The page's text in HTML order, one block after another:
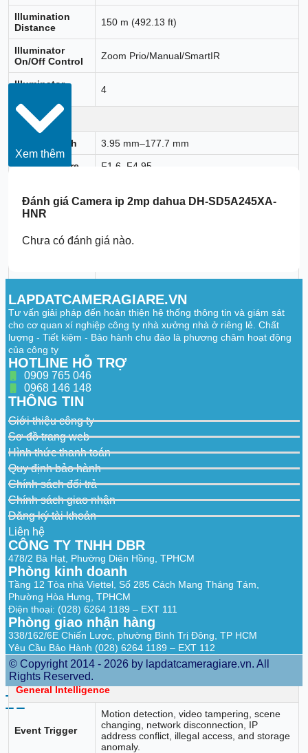
Illumination
Distance
150 m (492.13 ft)
Illuminator
On/Off Control
Zoom Prio/Manual/SmartIR
Illuminator
4
Lens
Focal Length 3.95 mm–177.7 mm
Max. Aperture F1.6–F4.95
Optical Zoom
Focus Control Auto/Semi-Auto/Manual
DORI Distance
Detect: 2451.7 m (8043.64 ft)
Observe: 972.9 m (3191.93 ft)
Recognize: 490.3 m (1608.60 ft)
Identify: 245.2 m (804.46 ft)
PTZ
Pan/Tilt Range
Manual Control
Speed
Pan: 0.1°/s–240°/s; Tilt: 0.1°/s–120°/s
Preset Speed Pan: 240°/s; Tilt: 200°/s
Preset
Tour 8 (up to 32 presets per tour)
Pattern 5
Scan 5
Speed
Adjustment
Support
Power-off
Memory
Support
Idle Motion Preset/Tour/Pattern/Scanning
Protocol
DH-SD
Pelco-P/D (auto recognition)
General Intelligence
Event Trigger
Motion detection, video tampering, scene
changing, network disconnection, IP
address conflict, illegal access, and storage
anomaly.
Xem thêm
Đánh giáCamera ip 2mp dahua DH-SD5A245XA-
HNR
Chưa có đánh giá nào.
LAPDATCAMERAGIARE.VN
Tư vấn giải pháp đến hoàn thiện hệ thống thông tin và giám sát
cho cơ quan xí nghiệp công ty nhà xưởng nhà ở riêng lẻ. Chất
lượng - Tiết kiệm - Bảo hành chu đáo là phương châm hoạt động
của công ty
HOTLINE HỖ TRỢ
0909 765 046
0968 146 148
THÔNG TIN
Giới thiệu công ty
Sơ đồ trang web
Hình thức thanh toán
Quy định bảo hành
Chính sách đổi trả
Chính sách giao nhận
Đăng ký tài khoản
Liên hệ
CÔNG TY TNHH DBR
478/2 Bà Hạt, Phường Diên Hồng, TPHCM
Phòng kinh doanh
Tầng 12 Tòa nhà Viettel, Số 285 Cách Mạng Tháng Tám,
Phường Hòa Hưng, TPHCM
Điện thoại: (028) 6264 1189 – EXT 111
Phòng giao nhận hàng
338/162/6E Chiến Lược, phường Bình Trị Đông, TP HCM
Yêu Cầu Bảo Hành (028) 6264 1189 – EXT 112
© Copyright 2014 - 2026 by lapdatcameragiare.vn. All
Rights Reserved.